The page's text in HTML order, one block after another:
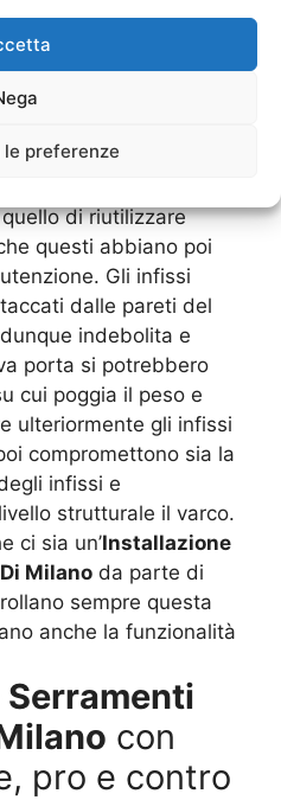
preferenze
si è ritrovato ad
rigava il pavimento
Questo vuol dire che la
un danno che deve
di riutilizzare
questi abbiano poi
Gli infissi
dalle pareti del
indebolita e
porta si potrebbero
cui poggia il peso e
ulteriormente gli infissi
compromettono sia la
infissi e
strutturale il varco.
ci sia un’Installazione
Milano da parte di
sempre questa
anche la funzionalità
con
pro e contro